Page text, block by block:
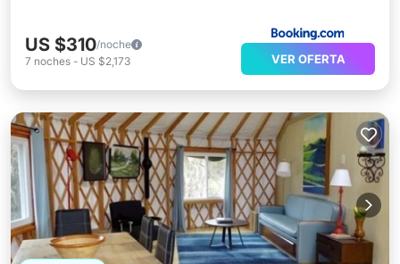
US $310/noche
7 noches - US $2,173 VER OFERTA